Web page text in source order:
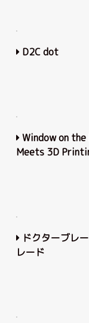
D2C dot
Window on
Meets 3D
ドクターブレ
レード